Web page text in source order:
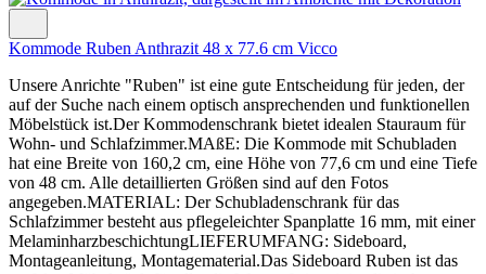
Kommode Ruben Anthrazit 48 x 77.6 cm Vicco
Unsere Anrichte "Ruben" ist eine gute Entscheidung für jeden, der
auf der Suche nach einem optisch ansprechenden und funktionellen
Möbelstück ist.Der Kommodenschrank bietet idealen Stauraum für
Wohn- und Schlafzimmer.MAßE: Die Kommode mit Schubladen
hat eine Breite von 160,2 cm, eine Höhe von 77,6 cm und eine Tiefe
von 48 cm. Alle detaillierten Größen sind auf den Fotos
angegeben.MATERIAL: Der Schubladenschrank für das
Schlafzimmer besteht aus pflegeleichter Spanplatte 16 mm, mit einer
MelaminharzbeschichtungLIEFERUMFANG: Sideboard,
Montageanleitung, Montagematerial.Das Sideboard Ruben ist das